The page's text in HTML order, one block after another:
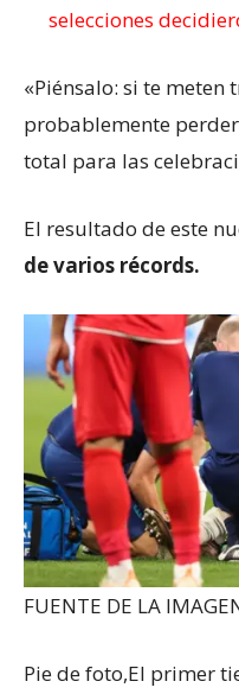
selecciones
«Piénsalo: si te meten
probablemente
total para las
El resultado de este
de varios récords.
FUENTE DE LA
Pie de foto,El primer